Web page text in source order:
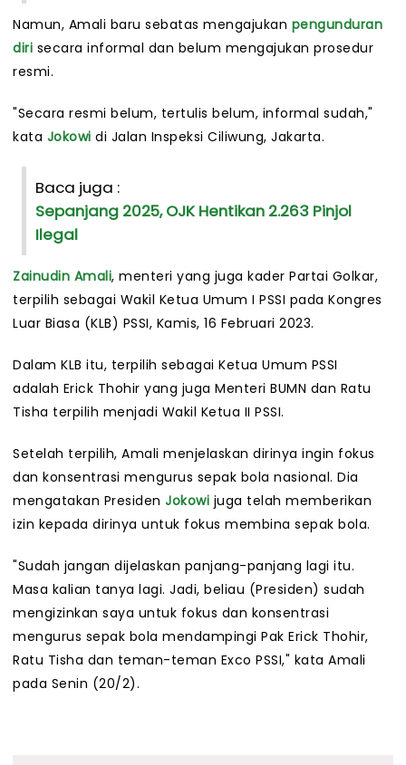
Namun, Amali baru sebatas mengajukan pengunduran
diri secara informal dan belum mengajukan prosedur
resmi.
"Secara resmi belum, tertulis belum, informal sudah,"
kata Jokowi di Jalan Inspeksi Ciliwung, Jakarta.
Baca juga :
Sepanjang 2025, OJK Hentikan 2.263 Pinjol
Ilegal
Zainudin Amali, menteri yang juga kader Partai Golkar,
terpilih sebagai Wakil Ketua Umum I PSSI pada Kongres
Luar Biasa (KLB) PSSI, Kamis, 16 Februari 2023.
Dalam KLB itu, terpilih sebagai Ketua Umum PSSI
adalah Erick Thohir yang juga Menteri BUMN dan Ratu
Tisha terpilih menjadi Wakil Ketua II PSSI.
Setelah terpilih, Amali menjelaskan dirinya ingin fokus
dan konsentrasi mengurus sepak bola nasional. Dia
mengatakan Presiden Jokowi juga telah memberikan
izin kepada dirinya untuk fokus membina sepak bola.
"Sudah jangan dijelaskan panjang-panjang lagi itu.
Masa kalian tanya lagi. Jadi, beliau (Presiden) sudah
mengizinkan saya untuk fokus dan konsentrasi
mengurus sepak bola mendampingi Pak Erick Thohir,
Ratu Tisha dan teman-teman Exco PSSI," kata Amali
pada Senin (20/2).